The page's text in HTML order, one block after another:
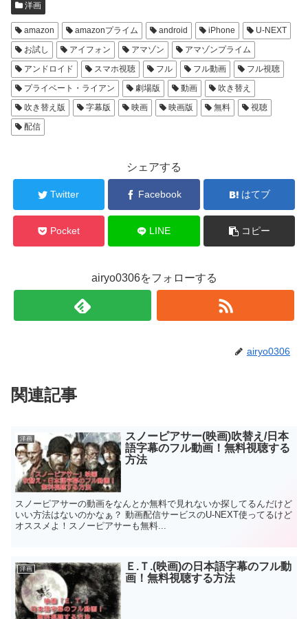
洋画
amazon amazonプライム android iPhone
U-NEXT
お試し
アイフォン アマゾン
アマゾンプライム
アンドロイド
スマホ視聴 フル フル動画
フル視聴
プライベート・ライアン
劇場版 動画
吹き替え
吹き替え版
字幕版 映画 映画版 無料
視聴
配信
シェアする
Twitter Facebook はてブ
Pocket LINE コピー
airyo0306をフォローする
airyo0306
関連記事
洋画
スノーピアサー(映画)吹替え/日本
語字幕のフル動画！無料視聴する
方法
スノーピアサーの動画をなんとか無料で見れないか探してるんだけど
いい方法はないのかなぁ？ 動画配信サービスのU-NEXT使ってるけど
オススメよ！スノーピアサーも無料...
洋画
Ｅ.Ｔ.(映画)の日本語字幕のフル動
画！無料視聴する方法